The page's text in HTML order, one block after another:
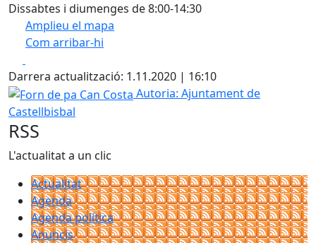
Dissabtes i diumenges de 8:00-14:30
Amplieu el mapa
Com arribar-hi
+
−
Darrera actualització: 1.11.2020 | 16:10
Forn de pa Can Costa
Autoria: Ajuntament de
Castellbisbal
RSS
L'actualitat a un clic
Actualitat
Agenda
Agenda política
Anuncis